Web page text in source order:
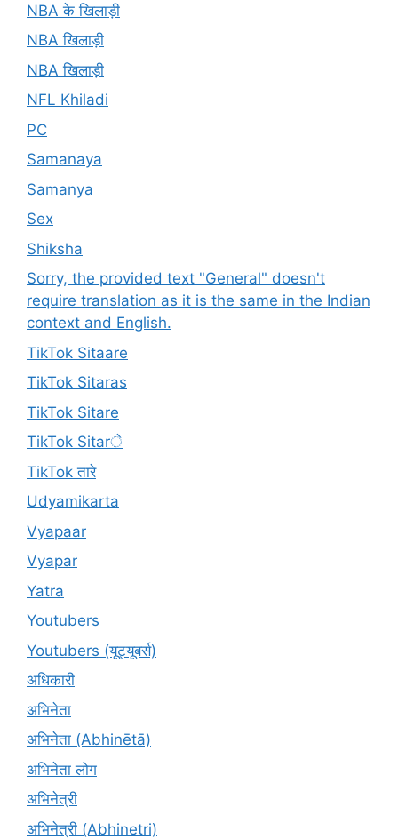
NBA के खिलाड़ी
NBA खिलाड़ी
NBA खिलाड़ी
NFL Khiladi
PC
Samanaya
Samanya
Sex
Shiksha
Sorry, the provided text "General" doesn't
require translation as it is the same in the Indian
context and English.
TikTok Sitaare
TikTok Sitaras
TikTok Sitare
TikTok Sitarे
TikTok तारे
Udyamikarta
Vyapaar
Vyapar
Yatra
Youtubers
Youtubers (यूट्यूबर्स)
अधिकारी
अभिनेता
अभिनेता (Abhinētā)
अभिनेता लोग
अभिनेत्री
अभिनेत्री (Abhinetri)